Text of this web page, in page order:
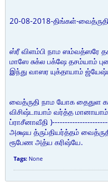
20-08-2018-திங்கள்-வைத்ருதி
ஸ்ரீ விளம்பி நாம ஸம்வத்ஸரே
மாஸே சுக்ல பக்ஷே தசம்யாம்
இந்து வாஸர யுக்தாயாம்
வைத்ருதி நாம யோக
விசிஷ்டாயாம் வர்த்த
ப்ராசீனாவீதி
அக்ஷய த்ருப்தியர்த்தம்
ரூபேண அத்ய கரிஷ்யே.
Tags: None